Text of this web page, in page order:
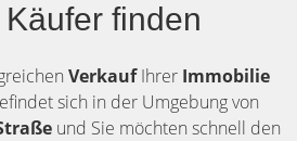
finden
VerkaufIhrer Immobilie
sich in der Umgebung von
und Sie möchten schnell den